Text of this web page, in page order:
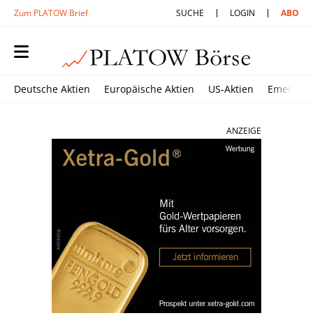
Zum PLATOW Brief SUCHE LOGIN ABO
Deutsche Aktien Europäische Aktien US-Aktien
ANZEIGE